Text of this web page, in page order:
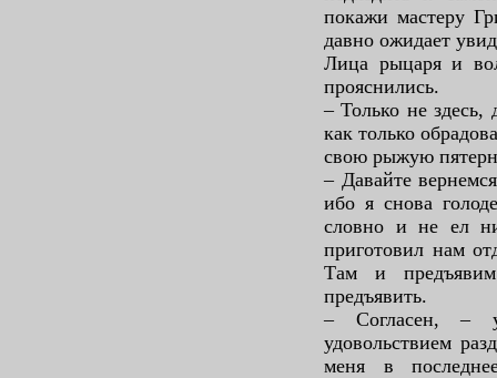
покажи мастеру
давно ожидает
Лица рыцаря и
прояснились.
– Только не здесь,
как только
свою рыжую
– Давайте
ибо я снова
словно и не ел
приготовил нам
Там и
предъявить.
– Согласен, –
удовольствием
меня в